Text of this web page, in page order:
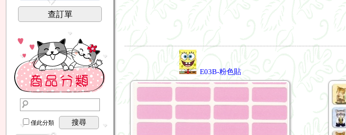
查訂單
僅此分類 搜尋
E03B-粉色貼